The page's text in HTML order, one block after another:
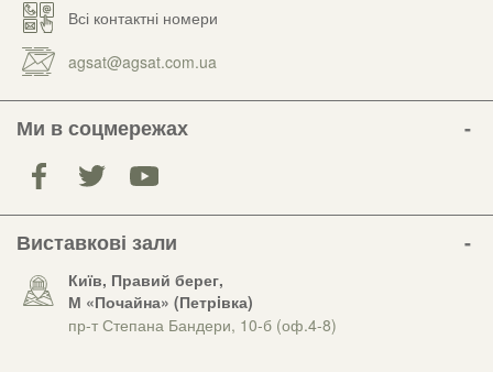
Всі контактні номери
agsat@agsat.com.ua
Ми в соцмережах
Виставкові зали
Київ, Правий берег,
М «Почайна» (Петрiвка)
пр-т Степана Бандери, 10-б (оф.4-8)